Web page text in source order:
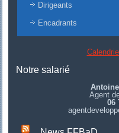
Dirigeants
Encadrants
Notre salarié
Agent
06